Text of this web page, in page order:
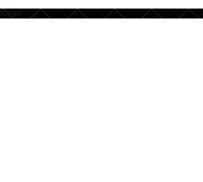
footer